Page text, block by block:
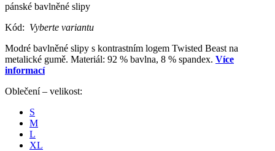
pánské bavlněné slipy
Kód: Vyberte variantu
Modré bavlněné slipy s kontrastním logem Twisted Beast na
metalické gumě. Materiál: 92 % bavlna, 8 % spandex. Více
informací
Oblečení – velikost:
S
M
L
XL